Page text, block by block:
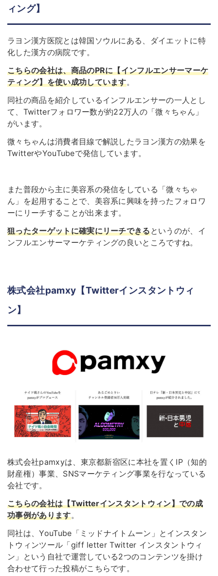
ィング】
ラヨン漢方医院とは韓国ソウルにある、ダイエットに特
化した漢方の病院です。
こちらの会社は、商品のPRに【インフルエンサーマーケ
ティング】を使い成功しています。
同社の商品を紹介しているインフルエンサーの一人とし
て、Twitterフォロワー数が約22万人の「微々ちゃん」
がいます。
微々ちゃんは消費者目線で解説したラヨン漢方の効果を
TwitterやYouTubeで発信しています。
また普段から主に美容系の発信をしている「微々ちゃ
ん」を起用することで、美容系に興味を持ったフォロワ
ーにリーチすることが出来ます。
狙ったターゲットに確実にリーチできるというのが、イ
ンフルエンサーマーケティングの良いところですね。
株式会社pamxy【Twitterインスタントウィ
ン】
株式会社pamxyは、東京都新宿区に本社を置くIP（知的
財産権）事業、SNSマーケティング事業を行なっている
会社です。
こちらの会社は【Twitterインスタントウィン】での成
功事例があります。
同社は、YouTube「ミッドナイトムーン」とインスタン
トウィンツール「giff letter Twitter インスタントウィ
ン」という自社で運営している2つのコンテンツを掛け
合わせて行った投稿がこちらです。